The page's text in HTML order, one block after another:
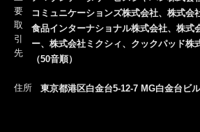
要
取
引
先
コミュニケーションズ株式会社、株式会
食品インターナショナル株式会社、株式
ー、株式会社ミクシィ、クックパッド
（50音順）
住所 東京都港区白金台5-12-7 MG白金台ビ